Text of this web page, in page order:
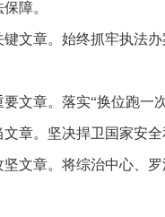
障。
文章。始终抓牢执法
文章。落实“换位跑
章。坚决捍卫国家安
坚文章。将综治中心、